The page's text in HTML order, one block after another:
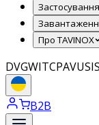
Застосування
Про TAVINOX
DVGWITCPAVUS
B2B